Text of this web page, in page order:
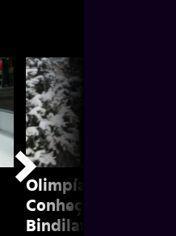
Olimpíada de
Conheça Edson
Bindilatti,